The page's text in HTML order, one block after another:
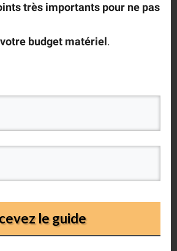
dont les données de vos
très importants pour ne pas
budget matériel.
le guide